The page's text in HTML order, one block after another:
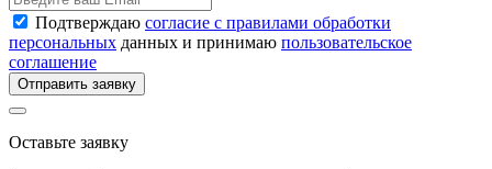
Подтверждаю согласие с правилами обработки
персональных данных и принимаю пользовательское
соглашение
Отправить заявку
Оставьте заявку